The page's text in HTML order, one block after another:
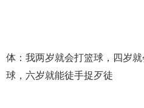
体：我两岁就会打篮球，四岁
球，六岁就能徒手捉歹徒